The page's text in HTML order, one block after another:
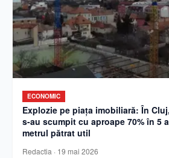
ECONOMIC
Explozie pe piața imobiliară: În
s-au scumpit cu aproape 70% în 5
metrul pătrat util
Redactia · 19 mai 2026